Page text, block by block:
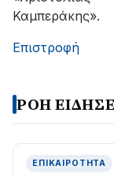
Καμπεράκης».
Επιστροφή
ΡΟΗ
ΕΠΙΚΑΙΡΌΤΗΤΑ